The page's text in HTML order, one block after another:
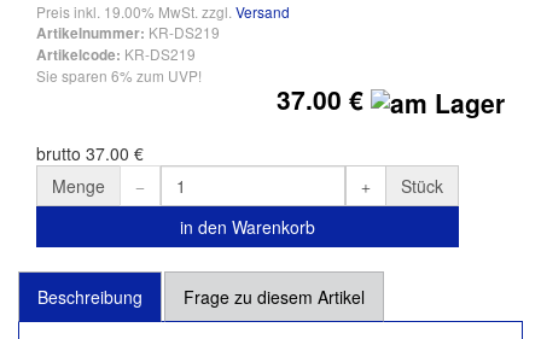
Preis inkl. 19.00% MwSt. zzgl. Versand
Artikelnummer: KR-DS219
Artikelcode: KR-DS219
Sie sparen 6% zum UVP!
37.00 €
brutto 37.00 €
Menge
Stück
in den Warenkorb
Beschreibung Frage zu diesem Artikel